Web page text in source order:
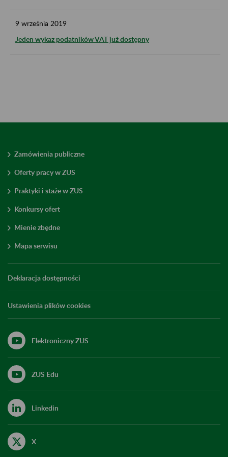
9 września 2019
Jeden wykaz podatników VAT już dostępny
Zamówienia publiczne
Oferty pracy w ZUS
Praktyki i staże w ZUS
Konkursy ofert
Mienie zbędne
Mapa serwisu
Deklaracja dostępności
Ustawienia plików cookies
Elektroniczny ZUS
ZUS Edu
Linkedin
X